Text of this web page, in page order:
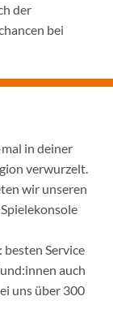
der
bei
in deiner
verwurzelt.
wir unseren
Service
auch
uns über 300